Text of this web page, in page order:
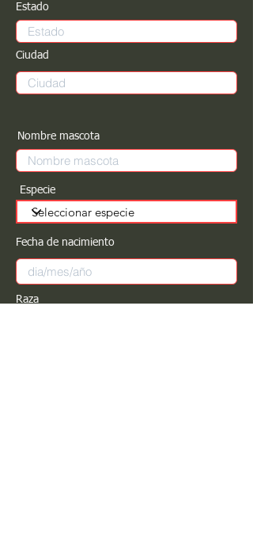
Estado
Ciudad
Nombre mascota
Especie
Fecha de nacimiento
Raza